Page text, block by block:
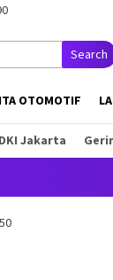
Search
OTOMOTIF
DKI Jakarta